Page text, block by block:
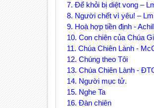
7. Để khỏi bị diệt vong –
8. Người chết vì yêu! –
9. Hoà hợp tiền định -
10. Con chiên của Chúa
11. Chúa Chiên Lành -
12. Chúng theo Tôi
13. Chúa Chiên Lành -
14. Người mục tử.
15. Nghe Ta
16. Đàn chiên